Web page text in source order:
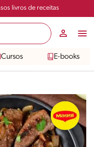
livros de receitas
Cursos E-books
Compartilhar